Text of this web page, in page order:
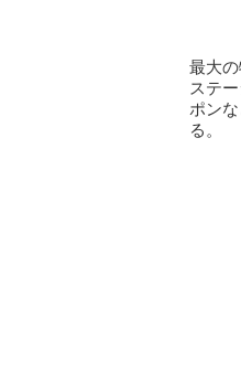
最大
ステ
ポン
る。